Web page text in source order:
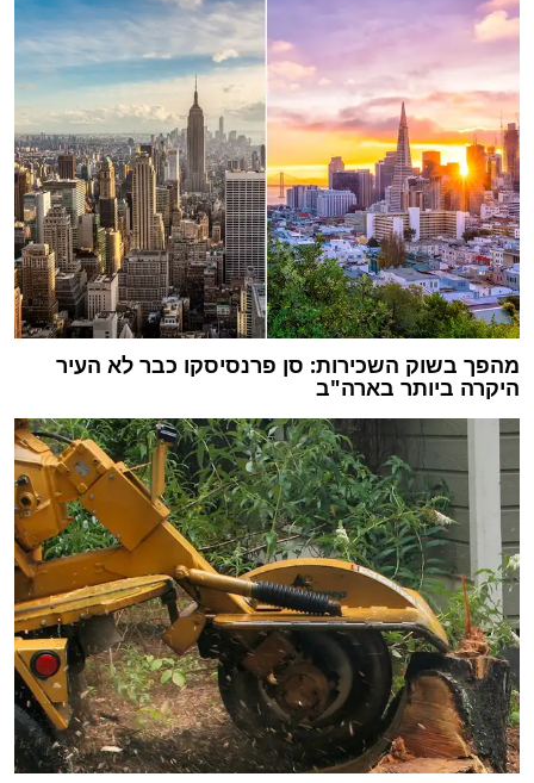
מהפך בשוק השכירות: סן פרנסיסקו כבר לא העיר
היקרה ביותר בארה"ב